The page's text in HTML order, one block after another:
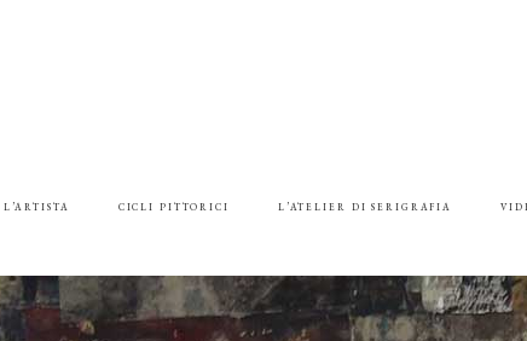
L’ARTISTA CICLI PITTORICI L’ATELIER DI SERIGRAFIA